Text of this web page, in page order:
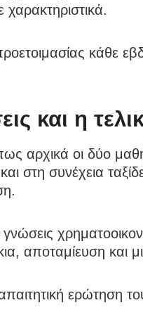
κάθε
και η
αρχικά οι δύο
στη συνέχεια
αποταμίευση και
ερώτηση